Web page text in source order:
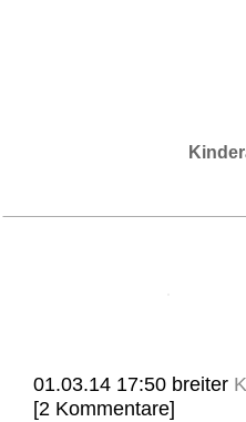
01.03.14 17:50 breiter
[2 Kommentare]